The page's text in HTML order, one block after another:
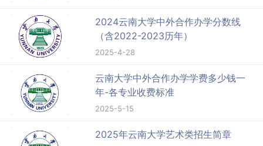
2024云南大学中外合作办学分数线
（含2022-2023历年）
2025-4-28
云南大学中外合作办学学费多少钱一
年-各专业收费标准
2025-5-15
2025年云南大学艺术类招生简章